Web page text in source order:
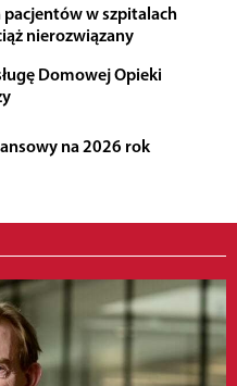
w szpitalach
nierozwiązany
Domowej Opieki
na 2026 rok